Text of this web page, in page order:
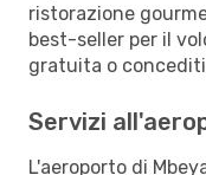
ristorazione
best-seller per il
gratuita o
Servizi
L'aeroporto di